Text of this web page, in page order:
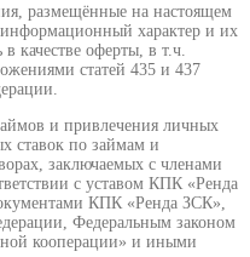
размещённые на настоящем
информационный характер и их
качестве оферты, в т.ч.
статей 435 и 437
и привлечения личных
ставок по займам и
заключаемых с членами
с уставом КПК «Ренда
КПК «Ренда ЗСК»,
Федеральным законом
кооперации» и иными